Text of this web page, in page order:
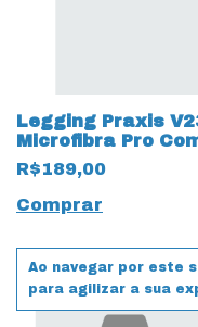
Ao navegar por este
para agilizar a sua
Legging Praxis
Microfibra Pro
R$189,00
Comprar